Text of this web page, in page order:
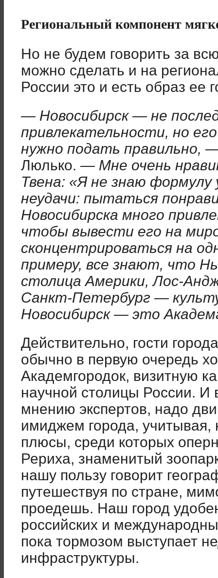
Региональный компонент
Но не будем говорить за
можно сделать и на
России это и есть образ ее
— Новосибирск — не
привлекательности, но
нужно подать правильно, —
Люлько. — Мне очень
Твена: «Я не знаю
неудачи: пытаться
Новосибирска много
чтобы вывести его на
сконцентрироваться на
примеру, все знают, что
столица Америки, Лос-
Санкт-Петербург —
Новосибирск — это
Действительно, гости
обычно в первую очередь
Академгородок, визитную
научной столицы России. И
мнению экспертов, надо
имиджем города, учитывая,
плюсы, среди которых
Рериха, знаменитый
нашу пользу говорит
путешествуя по стране,
проедешь. Наш город
российских и
пока тормозом выступает
инфраструктуры.